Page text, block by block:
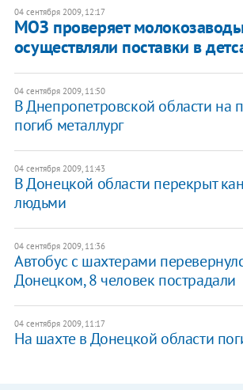
04 сентября 2009, 12:17
МОЗ проверяет
осуществляли поставки в
04 сентября 2009, 11:50
В Днепропетровской области на
погиб металлург
04 сентября 2009, 11:43
В Донецкой области перекрыт
людьми
04 сентября 2009, 11:36
Автобус с шахтерами
Донецком, 8 человек пострадали
04 сентября 2009, 11:17
На шахте в Донецкой области